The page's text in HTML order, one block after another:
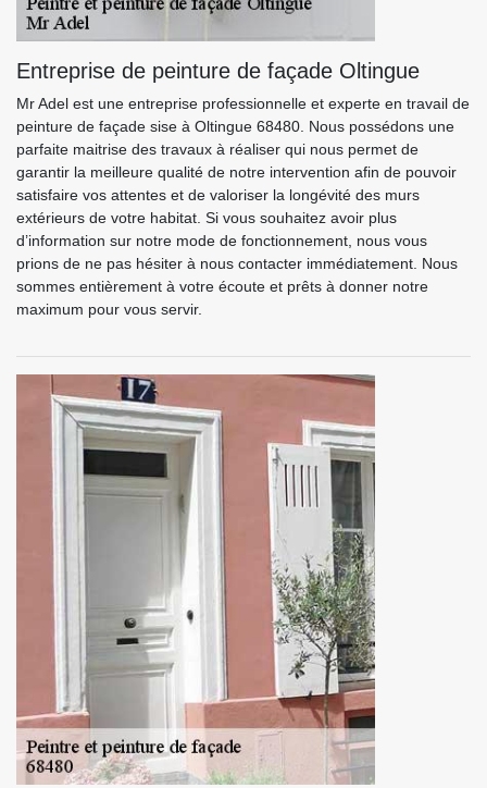
Entreprise de peinture de façade Oltingue
Mr Adel est une entreprise professionnelle et experte en travail de
peinture de façade sise à Oltingue 68480. Nous possédons une
parfaite maitrise des travaux à réaliser qui nous permet de
garantir la meilleure qualité de notre intervention afin de pouvoir
satisfaire vos attentes et de valoriser la longévité des murs
extérieurs de votre habitat. Si vous souhaitez avoir plus
d’information sur notre mode de fonctionnement, nous vous
prions de ne pas hésiter à nous contacter immédiatement. Nous
sommes entièrement à votre écoute et prêts à donner notre
maximum pour vous servir.